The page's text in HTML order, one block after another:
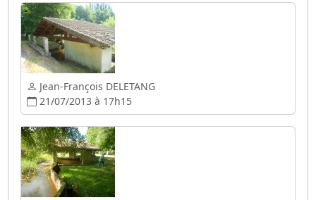
Jean-François DELETANG
21/07/2013 à 17h15